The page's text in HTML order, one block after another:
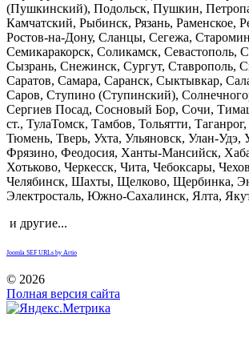
(Пушкинский), Подольск, Пушкин,
Камчатский, Рыбинск, Рязань, Раменское,
Ростов-на-Дону, Сланцы, Сегежа,
Семикаракорск, Соликамск, Севастополь,
Сызрань, Снежинск, Сургут, Ставрополь,
Саратов, Самара, Саранск, Сыктывкар,
Саров, Ступино (Ступинский),
Сергиев Посад, Сосновый Бор, Сочи,
ст., ТулаТомск, Тамбов, Тольятти,
Тюмень, Тверь, Ухта, Ульяновск, Улан-Удэ,
Фрязино, Феодосия, Ханты-Мансийск,
Хотьково, Черкесск, Чита, Чебоксары,
Челябинск, Шахты, Щелково, Щербинка,
Электросталь, Южно-Сахалинск, Ялта,
и другие...
Joomla SEF URLs by Artio
© 2026
Полная версия сайта